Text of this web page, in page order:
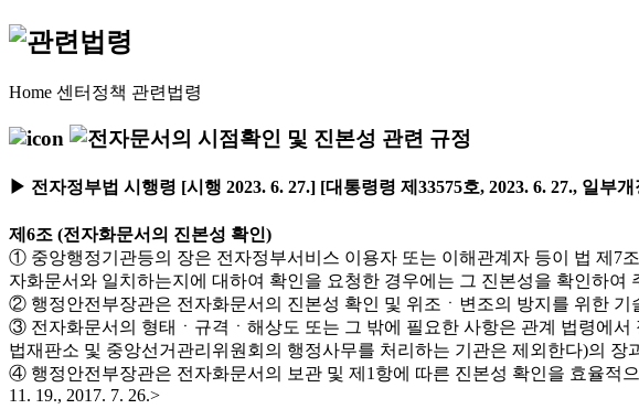
Home 센터정책 관련법령
▶ 전자정부법 시행령 [시행 2023. 6. 27.] [대통령령 제33575호, 2023. 6. 27., 일부개
제6조 (전자화문서의 진본성 확인)
① 중앙행정기관등의 장은 전자정부서비스 이용자 또는 이해관계자 등이 법 제7
자화문서와 일치하는지에 대하여 확인을 요청한 경우에는 그 진본성을 확인하여
② 행정안전부장관은 전자화문서의 진본성 확인 및 위조ㆍ변조의 방지를 위한 기
③ 전자화문서의 형태ㆍ규격ㆍ해상도 또는 그 밖에 필요한 사항은 관계 법령에
법재판소 및 중앙선거관리위원회의 행정사무를 처리하는 기관은 제외한다)의 장
④ 행정안전부장관은 전자화문서의 보관 및 제1항에 따른 진본성 확인을 효율적
11. 19., 2017. 7. 26.>